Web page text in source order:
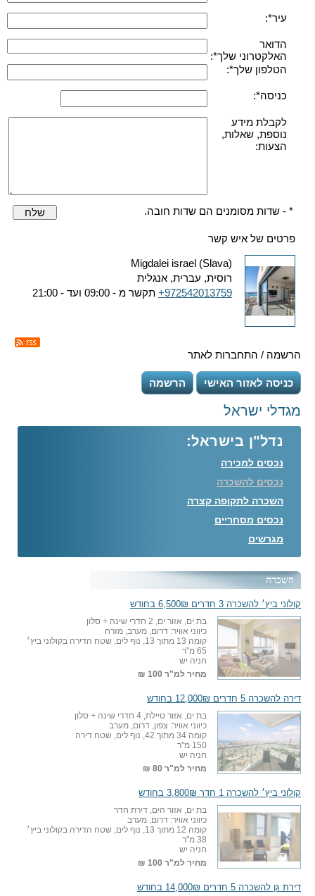
עיר*:
הדואר
האלקטרוני שלך*:
הטלפון שלך*:
כניסה*:
לקבלת מידע
נוספת, שאלות,
הצעות:
* - שדות מסומנים הם שדות חובה. שלח
פרטים של איש קשר
Migdalei israel (Slava)
רוסית, עברית, אנגלית
+972542013759 תקשר מ - 09:00 ועד - 21:00
הרשמה / התחברות לאתר
כניסה לאזור האישי הרשמה
מגדלי ישראל
נדל"ן בישראל:
נכסים למכירה
נכסים להשכרה
השכרה לתקופה קצרה
נכסים מסחריים
מגרשים
השכרה
קולוני ביץ׳ להשכרה 3 חדרים 6,500₪ בחודש
בת ים, אזור ים, 2 חדרי שינה + סלון
כיווני אוויר: דרום, מערב, מזרח
קומה 13 מתוך 13, נוף לים, שטח הדירה בקולוני ביץ׳
65 מ"ר
חניה יש
מחיר למ"ר 100 ₪
דירה להשכרה 5 חדרים 12,000₪ בחודש
בת ים, אזור טיילת, 4 חדרי שינה + סלון
כיווני אוויר: צפון, דרום, מערב
קומה 34 מתוך 42, נוף לים, שטח דירה
150 מ"ר
חניה יש
מחיר למ"ר 80 ₪
קולוני ביץ׳ להשכרה 1 חדר 3,800₪ בחודש
בת ים, אזור הים, דירת חדר
כיווני אוויר: דרום, מערב
קומה 12 מתוך 13, נוף לים, שטח הדירה בקולוני ביץ׳
38 מ"ר
חניה יש
מחיר למ"ר 100 ₪
דירת גן להשכרה 5 חדרים 14,000₪ בחודש